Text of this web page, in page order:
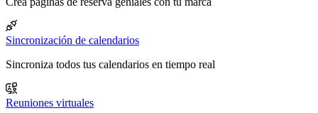
Sincronización de calendarios
Sincroniza todos tus calendarios en tiempo real
Reuniones virtuales